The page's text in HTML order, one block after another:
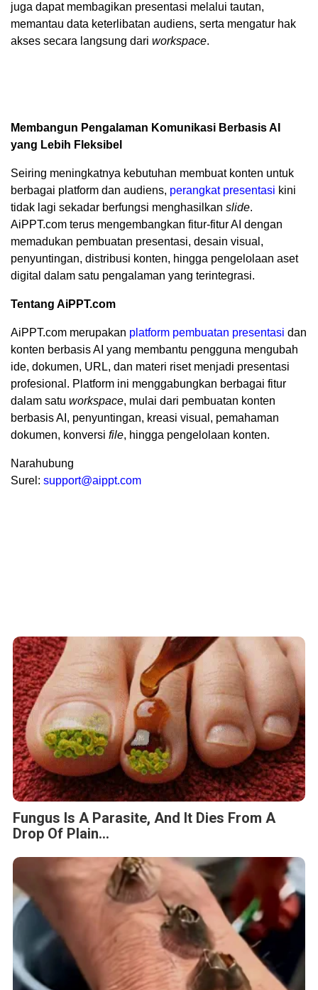
juga dapat membagikan presentasi melalui tautan,
memantau data keterlibatan audiens, serta mengatur hak
akses secara langsung dari workspace.
Membangun Pengalaman Komunikasi Berbasis AI
yang Lebih Fleksibel
Seiring meningkatnya kebutuhan membuat konten untuk
berbagai platform dan audiens, perangkat presentasi kini
tidak lagi sekadar berfungsi menghasilkan slide.
AiPPT.com terus mengembangkan fitur-fitur AI dengan
memadukan pembuatan presentasi, desain visual,
penyuntingan, distribusi konten, hingga pengelolaan aset
digital dalam satu pengalaman yang terintegrasi.
Tentang AiPPT.com
AiPPT.com merupakan platform pembuatan presentasi dan
konten berbasis AI yang membantu pengguna mengubah
ide, dokumen, URL, dan materi riset menjadi presentasi
profesional. Platform ini menggabungkan berbagai fitur
dalam satu workspace, mulai dari pembuatan konten
berbasis AI, penyuntingan, kreasi visual, pemahaman
dokumen, konversi file, hingga pengelolaan konten.
Narahubung
Surel: support@aippt.com
Fungus Is A Parasite, And It Dies From A
Drop Of Plain...